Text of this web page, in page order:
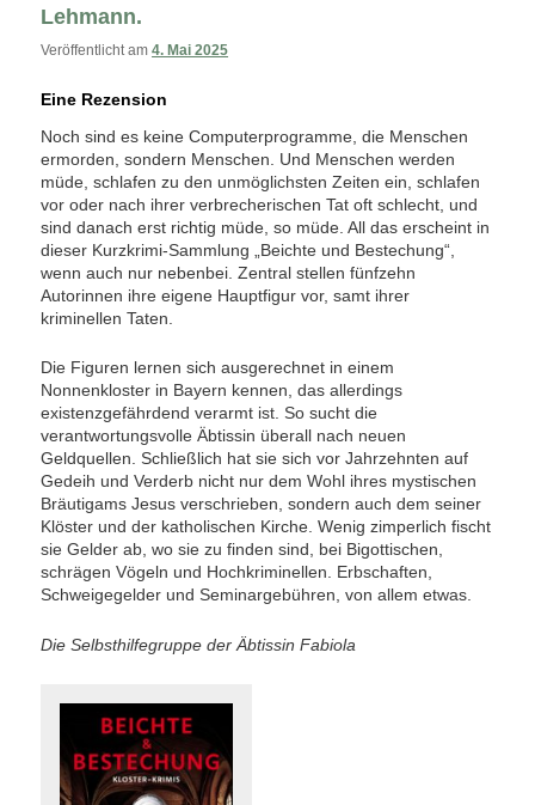
Lehmann.
Veröffentlicht am4. Mai 2025
Eine Rezension
Noch sind es keine Computerprogramme, die Menschen
ermorden, sondern Menschen. Und Menschen werden
müde, schlafen zu den unmöglichsten Zeiten ein, schlafen
vor oder nach ihrer verbrecherischen Tat oft schlecht, und
sind danach erst richtig müde, so müde. All das erscheint in
dieser Kurzkrimi-Sammlung „Beichte und Bestechung“,
wenn auch nur nebenbei. Zentral stellen fünfzehn
Autorinnen ihre eigene Hauptfigur vor, samt ihrer
kriminellen Taten.
Die Figuren lernen sich ausgerechnet in einem
Nonnenkloster in Bayern kennen, das allerdings
existenzgefährdend verarmt ist. So sucht die
verantwortungsvolle Äbtissin überall nach neuen
Geldquellen. Schließlich hat sie sich vor Jahrzehnten auf
Gedeih und Verderb nicht nur dem Wohl ihres mystischen
Bräutigams Jesus verschrieben, sondern auch dem seiner
Klöster und der katholischen Kirche. Wenig zimperlich fischt
sie Gelder ab, wo sie zu finden sind, bei Bigottischen,
schrägen Vögeln und Hochkriminellen. Erbschaften,
Schweigegelder und Seminargebühren, von allem etwas.
Die Selbsthilfegruppe der Äbtissin Fabiola